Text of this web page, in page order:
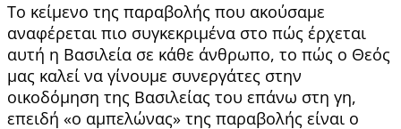
Το κείμενο της παραβολής που ακούσαμε
αναφέρεται πιο συγκεκριμένα στο πώς έρχεται
αυτή η Βασιλεία σε κάθε άνθρωπο, το πώς ο Θεός
μας καλεί να γίνουμε συνεργάτες στην
οικοδόμηση της Βασιλείας του επάνω στη γη,
επειδή «ο αμπελώνας» της παραβολής είναι ο